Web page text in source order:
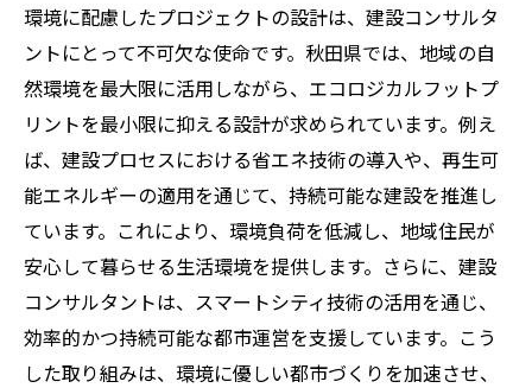
環境に配慮したプロジェクトの設計は、建設コンサルタ
ントにとって不可欠な使命です。秋田県では、地域の自
然環境を最大限に活用しながら、エコロジカルフットプ
リントを最小限に抑える設計が求められています。例え
ば、建設プロセスにおける省エネ技術の導入や、再生可
能エネルギーの適用を通じて、持続可能な建設を推進し
ています。これにより、環境負荷を低減し、地域住民が
安心して暮らせる生活環境を提供します。さらに、建設
コンサルタントは、スマートシティ技術の活用を通じ、
効率的かつ持続可能な都市運営を支援しています。こう
した取り組みは、環境に優しい都市づくりを加速させ、